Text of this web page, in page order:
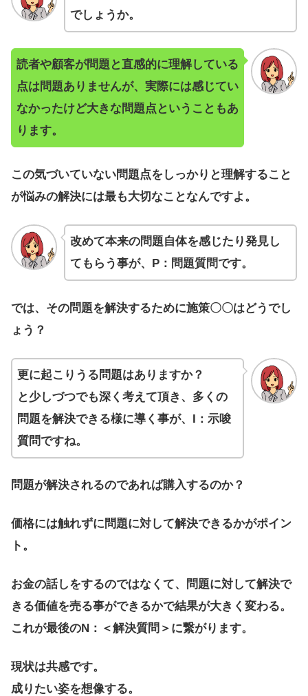
でしょうか。
読者や顧客が問題と直感的に理解している
点は問題ありませんが、実際には感じてい
なかったけど大きな問題点ということもあ
ります。
この気づいていない問題点をしっかりと理解すること
が悩みの解決には最も大切なことなんですよ。
改めて本来の問題自体を感じたり発見し
てもらう事が、P：問題質問です。
では、その問題を解決するために施策〇〇はどうでし
ょう？
更に起こりうる問題はありますか？
と少しづつでも深く考えて頂き、多くの
問題を解決できる様に導く事が、I：示唆
質問ですね。
問題が解決されるのであれば購入するのか？
価格には触れずに問題に対して解決できるかがポイン
ト。
お金の話しをするのではなくて、問題に対して解決で
きる価値を売る事ができるかで結果が大きく変わる。
これが最後のN：＜解決質問＞に繋がります。
現状は共感です。
成りたい姿を想像する。